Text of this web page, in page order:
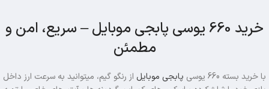
خرید 660 یوسی پابجی موبایل – سریع، امن و
مطمئن
با خرید بسته 660 یوسی پابجی موبایل از رنگو گیم، میتوانید به سرعت ارز داخل